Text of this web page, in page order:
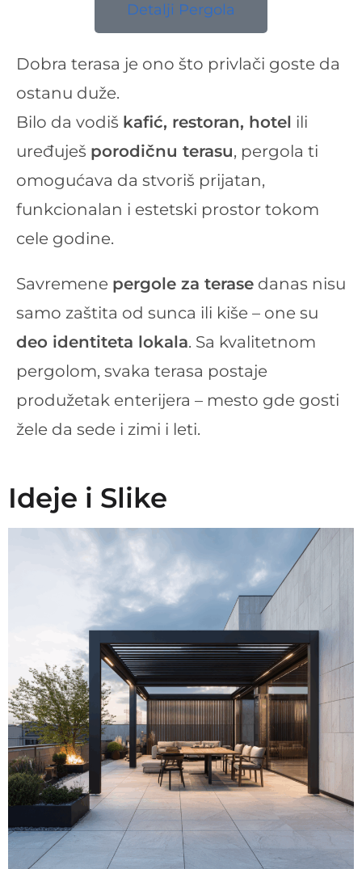
Detalji Pergola
Dobra terasa je ono što privlači goste da
ostanu duže.
Bilo da vodiš kafić, restoran, hotel ili
uređuješ porodičnu terasu, pergola ti
omogućava da stvoriš prijatan,
funkcionalan i estetski prostor tokom
cele godine.
Savremene pergole za terase danas nisu
samo zaštita od sunca ili kiše – one su
deo identiteta lokala. Sa kvalitetnom
pergolom, svaka terasa postaje
produžetak enterijera – mesto gde gosti
žele da sede i zimi i leti.
Ideje i Slike